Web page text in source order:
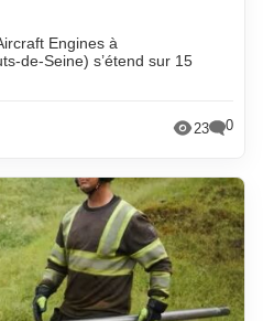
Engines à
de-Seine) s’étend sur 15
23 0